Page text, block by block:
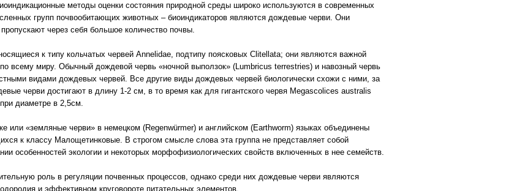
методы оценки состояния природной среды широко используются в современных
групп почвообитающих животных – биоиндикаторов являются дождевые черви. Они
через себя большое количество почвы.
к типу кольчатых червей Annelidae, подтипу поясковых Clitellata; они являются важной
всему миру. Обычный дождевой червь «ночной выползок» (Lumbricus terrestries) и навозный червь
видами дождевых червей. Все другие виды дождевых червей биологически схожи с ними, за
черви достигают в длину 1-2 см, в то время как для гигантского червя Megascolices australis
диаметре в 2,5см.
или «земляные черви» в немецком (Regenwürmer) и английском (Еarthworm) языках объединены
к классу Малощетинковые. В строгом смысле слова эта группа не представляет собой
особенностей экологии и некоторых морфофизиологических свойств включенных в нее семейств.
роль в регуляции почвенных процессов, однако среди них дождевые черви являются
и эффективном круговороте питательных элементов.